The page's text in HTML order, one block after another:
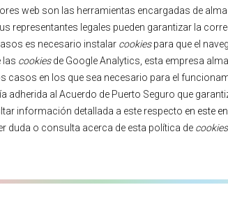
web son las herramientas encargadas de
representantes legales pueden garantizar la
es necesario instalar cookiespara que el
las cookiesde Google Analytics, esta empresa
casos en los que sea necesario para el
adherida al Acuerdo de Puerto Seguro que
información detallada a este respecto en este
duda o consulta acerca de esta política de cookies